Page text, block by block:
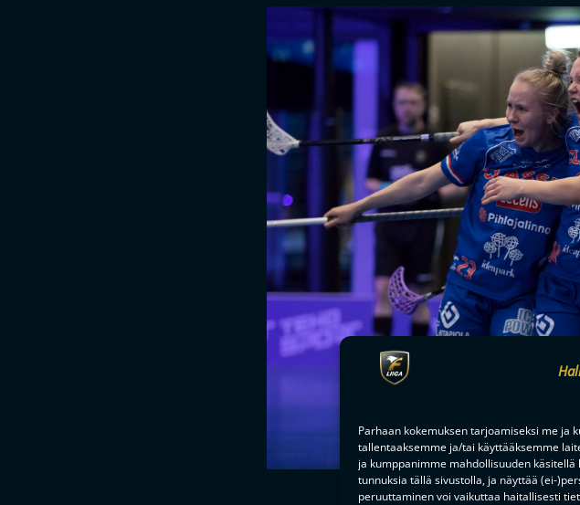
Parhaan kokemuksen tarjoamiseksi me ja
tallentaaksemme ja/tai käyttääksemme
ja kumppanimme mahdollisuuden
tunnuksia tällä sivustolla, ja näyttää (ei-
peruuttaminen voi vaikuttaa haitallisesti